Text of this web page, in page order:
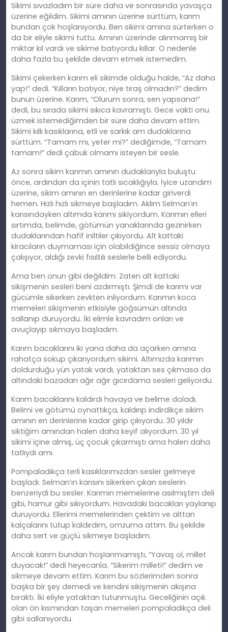
Sikimi sıvazladım bir süre daha ve sonrasında yavaşça
üzerine eğildim. Sikimi amının üzerine sürttüm, karım
bundan çok hoşlanıyordu. Ben sikimi amına sürterken o
da bir eliyle sikimi tuttu. Amının üzerinde alınmamış bir
miktar kıl vardı ve sikime batıyordu kıllar. O nedenle
daha fazla bu şekilde devam etmek istemedim.
Sikimi çekerken karım eli sikimde olduğu halde, “Az daha
yap!” dedi. “Kılların batıyor, niye tıraş olmadın?” dedim
bunun üzerine. Karım, “Olurum sonra, sen yapsana!”
dedi, bu sırada sikimi sıkıca kavramıştı. Gece vakti onu
üzmek istemediğimden bir süre daha devam ettim.
Sikimi kıllı kasıklarına, etli ve sarkık am dudaklarına
sürttüm. “Tamam mı, yeter mi?” dediğimde, “Tamam
tamam!” dedi çabuk olmamı isteyen bir sesle.
Az sonra sikim karımın amının dudaklarıyla buluştu
önce, ardından da içinin tatlı sıcaklığıyla. İyice uzandım
üzerine, sikim amının en derinlerine kadar giriverdi
hemen. Hızlı hızlı sikmeye başladım. Aklım Selman’ın
karısındayken altımda karımı sikiyordum. Karımın elleri
sırtımda, belimde, götümün yanaklarında gezinirken
dudaklarından hafif iniltiler çıkıyordu. Alt kattaki
kiracıların duymaması için olabildiğince sessiz olmaya
çalışıyor, aldığı zevki fısıltılı seslerle belli ediyordu.
Ama ben onun gibi değildim. Zaten alt kattaki
sikişmenin sesleri beni azdırmıştı. Şimdi de karımı var
gücümle sikerken zevkten inliyordum. Karımın koca
memeleri sikişmenin etkisiyle göğsümün altında
sallanıp duruyordu. İki elimle kavradım onları ve
avuçlayıp sıkmaya başladım.
Karım bacaklarını iki yana daha da açarken amına
rahatça sokup çıkarıyordum sikimi. Altımızda karımın
doldurduğu yün yatak vardı, yataktan ses çıkmasa da
altındaki bazadan ağır ağır gıcırdama sesleri geliyordu.
Karım bacaklarını kaldırdı havaya ve belime doladı.
Belimi ve götümü oynattıkça, kaldırıp indirdikçe sikim
amının en derinlerine kadar girip çıkıyordu. 30 yıldır
siktiğim amından halen daha keyif alıyordum. 30 yıl
sikimi içine almış, üç çocuk çıkarmıştı ama halen daha
tatlıydı amı.
Pompaladıkça terli kasıklarımızdan sesler gelmeye
başladı. Selman’ın karısını sikerken çıkan seslerin
benzeriydi bu sesler. Karımın memelerine asılmıştım deli
gibi, hamur gibi sıkıyordum. Havadaki bacakları yaylanıp
duruyordu. Ellerimi memelerinden çektim ve alttan
kalçalarını tutup kaldırdım, omzuma attım. Bu şekilde
daha sert ve güçlü sikmeye başladım.
Ancak karım bundan hoşlanmamıştı, “Yavaş ol, millet
duyacak!” dedi heyecanla. “Sikerim milleti!” dedim ve
sikmeye devam ettim. Karım bu sözlerimden sonra
başka bir şey demedi ve kendini sikişmenin akışına
bıraktı. İki eliyle yataktan tutunmuştu. Geceliğinin açık
olan ön kısmından taşan memeleri pompaladıkça deli
gibi sallanıyordu.